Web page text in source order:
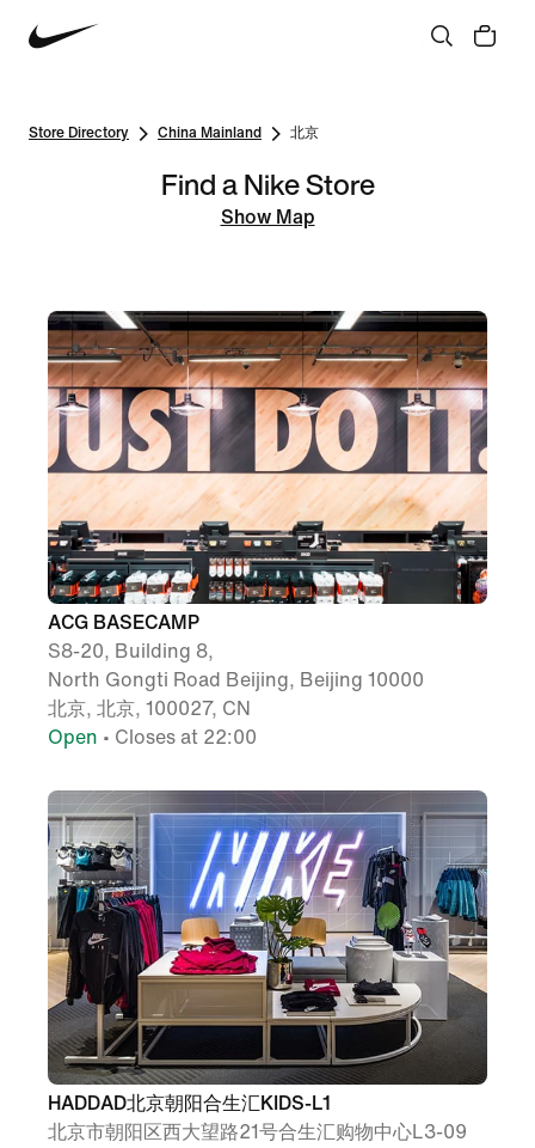
Store Directory China Mainland 北京
Find a Nike Store
Show Map
ACG BASECAMP
S8-20, Building 8,
North Gongti Road Beijing, Beijing 10000
北京, 北京, 100027, CN
Open • Closes at 22:00
HADDAD北京朝阳合生汇KIDS-L1
北京市朝阳区西大望路21号合生汇购物中心L3-09